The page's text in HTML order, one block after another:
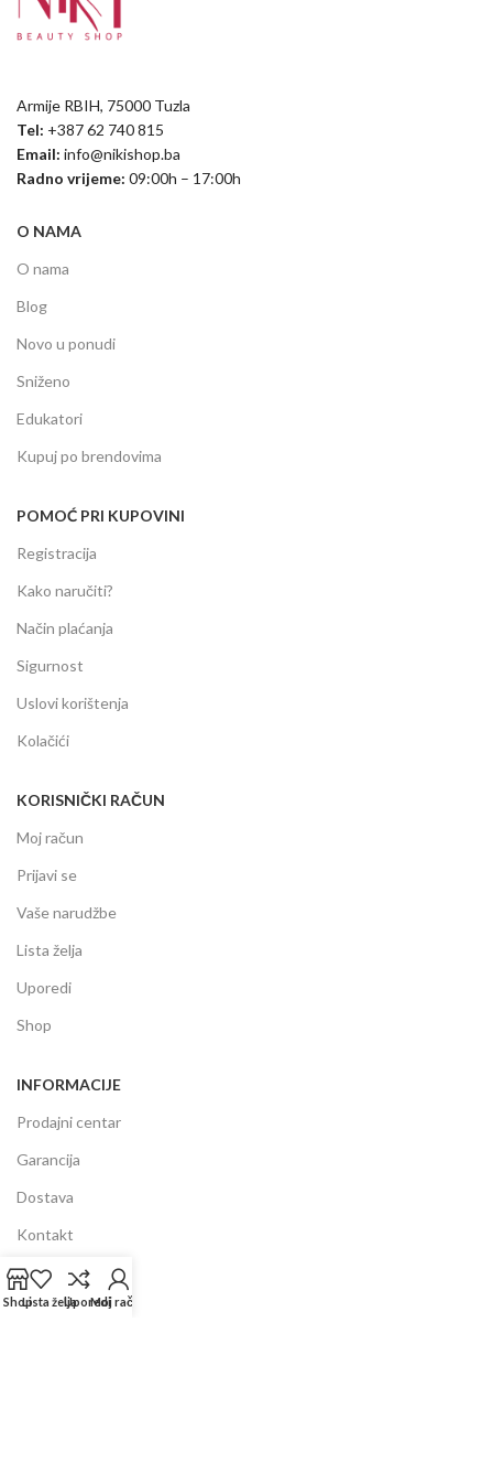
Armije RBIH, 75000 Tuzla
Tel: +387 62 740 815
Email: info@nikishop.ba
Radno vrijeme: 09:00h – 17:00h
O NAMA
O nama
Blog
Novo u ponudi
Sniženo
Edukatori
Kupuj po brendovima
POMOĆ PRI KUPOVINI
Registracija
Kako naručiti?
Način plaćanja
Sigurnost
Uslovi korištenja
Kolačići
KORISNIČKI RAČUN
Moj račun
Prijavi se
Vaše narudžbe
Lista želja
Uporedi
Shop
INFORMACIJE
Prodajni centar
Garancija
Dostava
Kontakt
Servis
FAQ
ShopLista željaUporediMoj račun